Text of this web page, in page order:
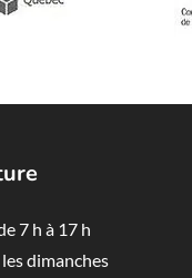
7 h à 17 h
dimanches